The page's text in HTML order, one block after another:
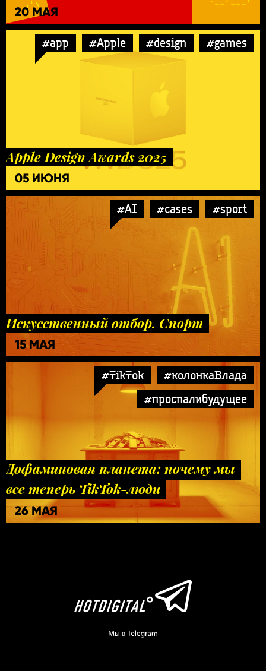
20 МАЯ
#app #Apple #design #games
Apple Design Awards 2025
05 ИЮНЯ
#AI #cases #sport
Искусственный отбор. Спорт
15 МАЯ
#TikTok
#колонкаВлада
#проспалибудущее
Дофаминовая планета: почему мы
все теперь TikTok-люди
26 МАЯ